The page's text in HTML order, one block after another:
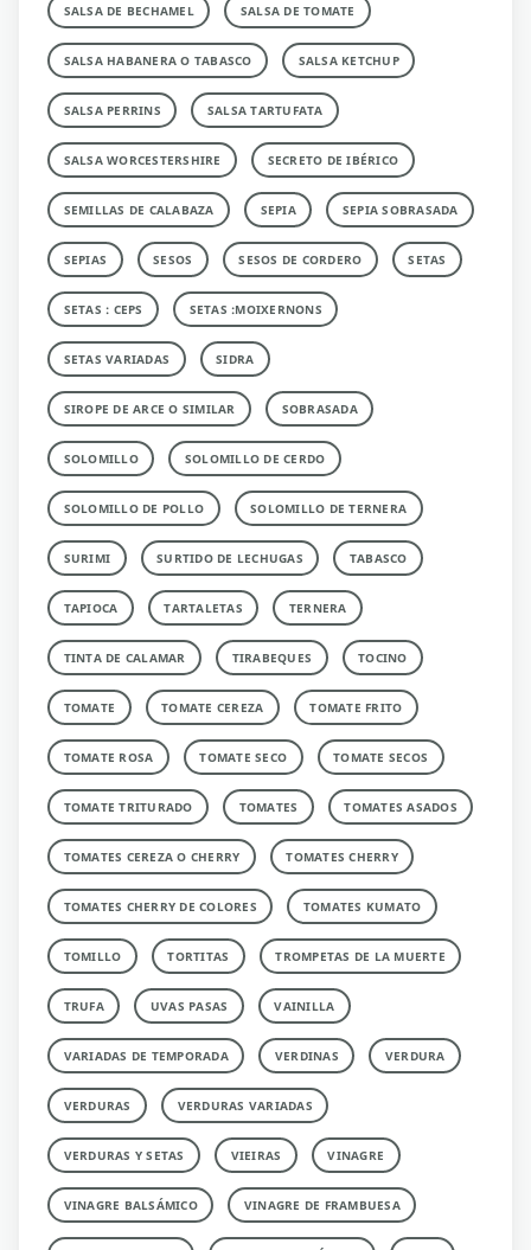
SALSA DE BECHAMEL SALSA DE TOMATE
SALSA HABANERA O TABASCO SALSA KETCHUP
SALSA PERRINS SALSA TARTUFATA
SALSA WORCESTERSHIRE SECRETO DE IBÉRICO
SEMILLAS DE CALABAZA SEPIA SEPIA SOBRASADA
SEPIAS SESOS SESOS DE CORDERO SETAS
SETAS : CEPS SETAS :MOIXERNONS
SETAS VARIADAS SIDRA
SIROPE DE ARCE O SIMILAR SOBRASADA
SOLOMILLO SOLOMILLO DE CERDO
SOLOMILLO DE POLLO SOLOMILLO DE TERNERA
SURIMI SURTIDO DE LECHUGAS TABASCO
TAPIOCA TARTALETAS TERNERA
TINTA DE CALAMAR TIRABEQUES TOCINO
TOMATE TOMATE CEREZA TOMATE FRITO
TOMATE ROSA TOMATE SECO TOMATE SECOS
TOMATE TRITURADO TOMATES TOMATES ASADOS
TOMATES CEREZA O CHERRY TOMATES CHERRY
TOMATES CHERRY DE COLORES TOMATES KUMATO
TOMILLO TORTITAS TROMPETAS DE LA MUERTE
TRUFA UVAS PASAS VAINILLA
VARIADAS DE TEMPORADA VERDINAS VERDURA
VERDURAS VERDURAS VARIADAS
VERDURAS Y SETAS VIEIRAS VINAGRE
VINAGRE BALSÁMICO VINAGRE DE FRAMBUESA